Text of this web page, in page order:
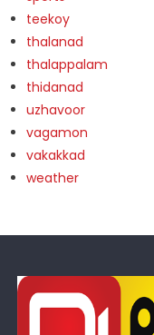
teekoy
thalanad
thalappalam
thidanad
uzhavoor
vagamon
vakakkad
weather